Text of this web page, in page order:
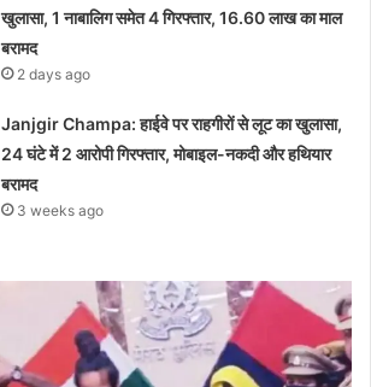
खुलासा, 1 नाबालिग समेत 4 गिरफ्तार, 16.60 लाख का माल
बरामद
2 days ago
Janjgir Champa: हाईवे पर राहगीरों से लूट का खुलासा,
24 घंटे में 2 आरोपी गिरफ्तार, मोबाइल-नकदी और हथियार
बरामद
3 weeks ago